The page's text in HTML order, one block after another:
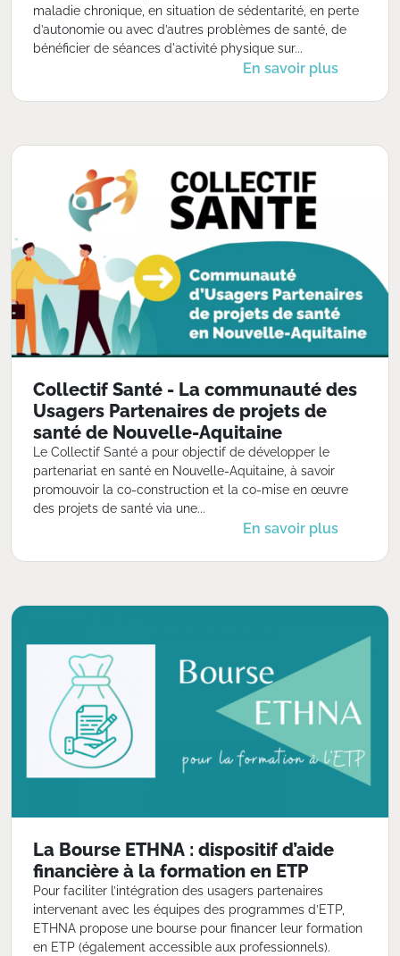
maladie chronique, en situation de sédentarité, en perte
d’autonomie ou avec d’autres problèmes de santé, de
bénéficier de séances d'activité physique sur...
En savoir plus
Collectif Santé - La communauté des
Usagers Partenaires de projets de
santé de Nouvelle-Aquitaine
Le Collectif Santé a pour objectif de développer le
partenariat en santé en Nouvelle-Aquitaine, à savoir
promouvoir la co-construction et la co-mise en œuvre
des projets de santé via une...
En savoir plus
La Bourse ETHNA : dispositif d’aide
financière à la formation en ETP
Pour faciliter l’intégration des usagers partenaires
intervenant avec les équipes des programmes d’ETP,
ETHNA propose une bourse pour financer leur formation
en ETP (également accessible aux professionnels).